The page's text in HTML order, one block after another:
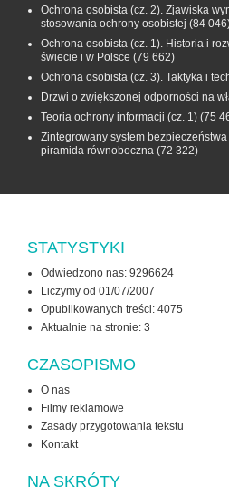
Ochrona osobista (cz. 2). Zjawiska
stosowania ochrony osobistej (84
Ochrona osobista (cz. 1). Historia i
świecie i w Polsce (79 662)
Ochrona osobista (cz. 3). Taktyka i
Drzwi o zwiększonej odporności na
Teoria ochrony informacji (cz. 1) (75
Zintegrowany system
piramida równoboczna (72 322)
STATYSTYKI
Odwiedzono nas: 9296624
Liczymy od 01/07/2007
Opublikowanych treści: 4075
Aktualnie na stronie: 3
CZASOPISMO
O nas
Filmy reklamowe
Zasady przygotowania tekstu
Kontakt
NA SKRÓTY